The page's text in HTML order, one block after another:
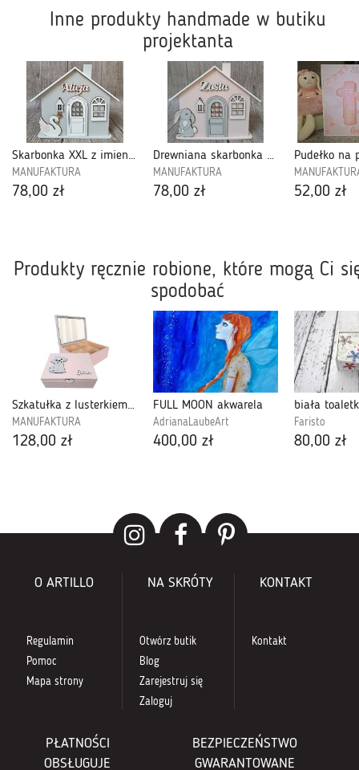
Inne produkty handmade w butiku
projektanta
Skarbonka XXL z imieniem-SXXL04
MANUFAKTURA
78,00 zł
Drewniana skarbonka domek XXL-SXXL25
MANUFAKTURA
78,00 zł 52,00 zł
Produkty ręcznie robione, które mogą Ci
spodobać
Szkatułka z lusterkiem, drewniana, prezent dla dziewczynki, personalizowana-L25
MANUFAKTURA
128,00 zł
FULL MOON akwarela
AdrianaLaubeArt
400,00 zł
biała
Faristo
80,00 zł
O ARTILLO
Regulamin
Pomoc
Mapa strony
NA SKRÓTY
Otwórz butik
Blog
Zarejestruj się
Zaloguj
KONTAKT
Kontakt
PŁATNOŚCI
OBSŁUGUJE
BEZPIECZEŃSTWO
GWARANTOWANE